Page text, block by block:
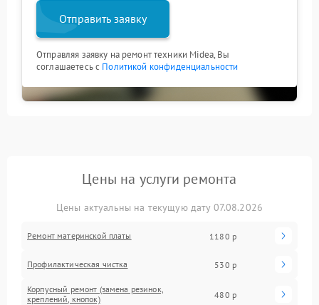
Отправить заявку
Отправляя заявку на ремонт техники Midea, Вы
соглашаетесь с Политикой конфиденциальности
Цены на услуги ремонта
Цены актуальны на текущую дату 07.08.2026
Ремонт материнской платы 1180 р
Профилактическая чистка 530 р
Корпусный ремонт (замена резинок,
креплений, кнопок)
480 р